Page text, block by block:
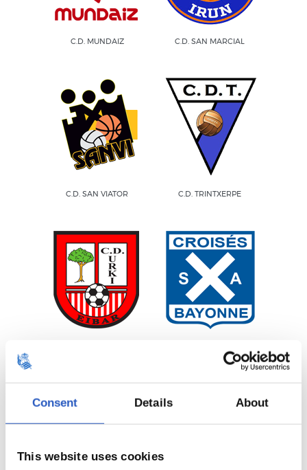
Consent Details About
This website uses cookies
C.D. MUNDAIZ C.D. SAN MARCIAL
C.D. SAN VIATOR C.D. TRINTXERPE